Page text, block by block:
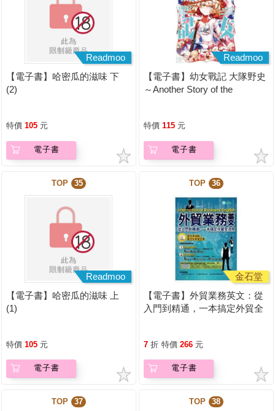
Readmoo
【電子書】哈密瓜的滋味 下
(2)
特價 105 元
電子書
Readmoo
【電子書】幼女戰記 大隊野史
～Another Story of the
特價 115 元
電子書
TOP 35
Readmoo
【電子書】哈密瓜的滋味 上
(1)
特價 105 元
電子書
TOP 36
金石堂
【電子書】外貿業務英文：從
入門到精通，一本搞定外貿全
7 折 特價 266 元
電子書
TOP 37 TOP 38